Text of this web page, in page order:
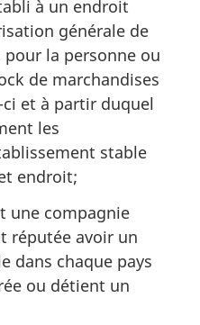
à un endroit
générale de
la personne ou
de marchandises
et à partir duquel
les
stable
endroit;
une compagnie
réputée avoir un
dans chaque pays
ou détient un